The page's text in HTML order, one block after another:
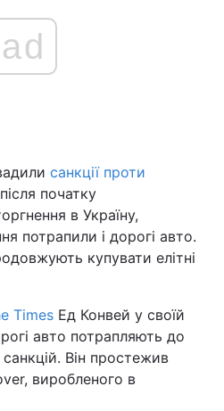
ad
санкції проти
початку
в Україну,
потрапили і дорогі авто.
купувати елітні
Times Ед Конвей у своїй
авто потрапляють до
санкцій. Він простежив
виробленого в